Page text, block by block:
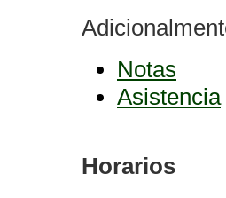
Notas
Asistencia
Horarios